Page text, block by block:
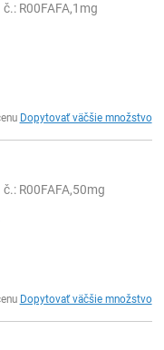
č.: R00FAFA,1mg
Dopytovať väčšie množstvo
č.: R00FAFA,50mg
Dopytovať väčšie množstvo